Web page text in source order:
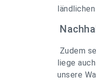
ländlichen
Zudem
liege
unsere